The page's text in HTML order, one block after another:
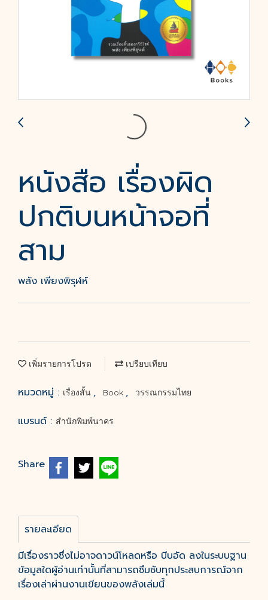
หนังสือ เรื่องผิด
ปกติบนหน้าจอที่
สาม
พลัง เพียงพิรุฬห์
เพิ่มรายการโปรด เปรียบเทียบ
หมวดหมู่ : เรื่องสั้น , Book , วรรณกรรมไทย
แบรนด์ : สำนักพิมพ์นาคร
Share
รายละเอียด
มีเรื่องราวซึ่งไม่อาจดาวน์โหลดหรือ บีบอัด ลงในระบบฐาน
ข้อมูลใดผู้อ่านเท่านั้นที่สามารถซึมชับทุกประสบการณ์จาก
เรื่องเล่าผ่านงานเขียนของพลังเล่มนี้